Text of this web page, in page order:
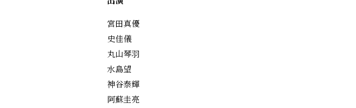
宮田真優
史佳儀
丸山琴羽
水島望
神谷泰輝
阿蘇圭亮